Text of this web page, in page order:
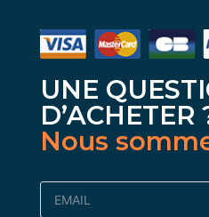
UNE
D’ACHETER
Nous